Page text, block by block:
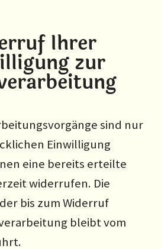
Ihrer
zur
sind nur
Einwilligung
eine bereits erteilte
widerrufen. Die
bis zum Widerruf
bleibt vom